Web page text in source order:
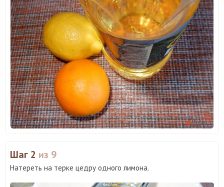
Шаг 2 из 9
Натереть на терке цедру одного лимона.